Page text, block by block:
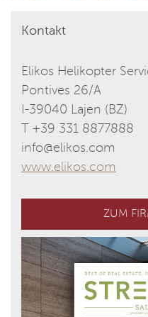
Kontakt
Elikos Helikopter
Pontives 26/A
I-39040 Lajen (BZ)
T +39 331 8877888
info@elikos.com
www.elikos.com
ZUM